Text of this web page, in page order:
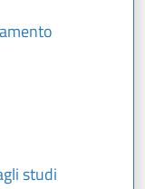
studi